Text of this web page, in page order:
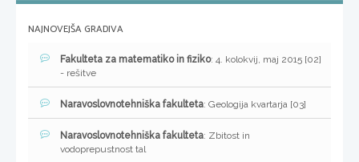
NAJNOVEJŠA GRADIVA
Fakulteta za matematiko in fiziko: 4. kolokvij, maj 2015 [02]
- rešitve
Naravoslovnotehniška fakulteta: Geologija kvartarja [03]
Naravoslovnotehniška fakulteta: Zbitost in
vodoprepustnost tal